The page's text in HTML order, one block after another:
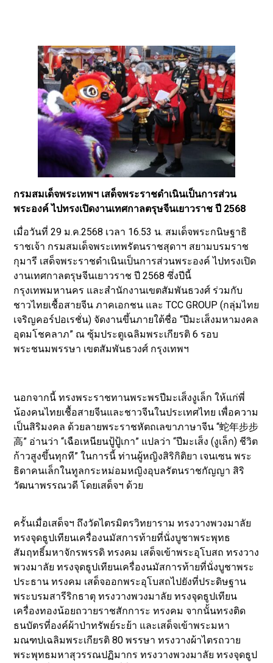
กรมสมเด็จพระเทพฯ เสด็จพระราชดำเนินเป็นการส่วน
พระองค์ ไปทรงเปิดงานเทศกาลตรุษจีนเยาวราช ปี 2568
เมื่อวันที่ 29 ม.ค.2568 เวลา 16.53 น. สมเด็จพระกนิษฐาธิ
ราชเจ้า กรมสมเด็จพระเทพรัตนราชสุดาฯ สยามบรมราช
กุมารี เสด็จพระราชดำเนินเป็นการส่วนพระองค์ ไปทรงเปิด
งานเทศกาลตรุษจีนเยาวราช ปี 2568 ซึ่งปีนี้
กรุงเทพมหานคร และสำนักงานเขตสัมพันธวงศ์ ร่วมกับ
ชาวไทยเชื้อสายจีน ภาคเอกชน และ TCC GROUP (กลุ่มไทย
เจริญคอร์ปอเรชั่น) จัดงานขึ้นภายใต้ชื่อ “ปีมะเส็งมหามงคล
อุดมโชคลาภ” ณ ซุ้มประตูเฉลิมพระเกียรติ 6 รอบ
พระชนมพรรษา เขตสัมพันธวงศ์ กรุงเทพฯ
นอกจากนี้ ทรงพระราชทานพระพรปีมะเส็งงูเล็ก ให้แก่พี่
น้องคนไทยเชื้อสายจีนและชาวจีนในประเทศไทย เพื่อความ
เป็นสิริมงคล ด้วยลายพระราชหัตถเลขาภาษาจีน “蛇年步步
高” อ่านว่า “เฉือเหนียนปู้ปู้เกา” แปลว่า “ปีมะเส็ง (งูเล็ก) ชีวิต
ก้าวสูงขึ้นทุกที” ในการนี้ ท่านผู้หญิงสิริกิติยา เจนเซน พระ
ธิดาคนเล็กในทูลกระหม่อมหญิงอุบลรัตนราชกัญญา สิริ
วัฒนาพรรณวดี โดยเสด็จฯ ด้วย
ครั้นเมื่อเสด็จฯ ถึงวัดไตรมิตรวิทยาราม ทรงวางพวงมาลัย
ทรงจุดธูปเทียนเครื่องนมัสการท้ายที่นั่งบูชาพระพุทธ
สัมฤทธิ์มหาจักรพรรดิ ทรงคม เสด็จเข้าพระอุโบสถ ทรงวาง
พวงมาลัย ทรงจุดธูปเทียนเครื่องนมัสการท้ายที่นั่งบูชาพระ
ประธาน ทรงคม เสด็จออกพระอุโบสถไปยังที่ประดิษฐาน
พระบรมสารีริกธาตุ ทรงวางพวงมาลัย ทรงจุดธูปเทียน
เครื่องทองน้อยถวายราชสักการะ ทรงคม จากนั้นทรงติด
ธนบัตรที่องค์ผ้าป่าทรัพย์ระย้า และเสด็จเข้าพระมหา
มณฑปเฉลิมพระเกียรติ 80 พรรษา ทรงวางผ้าไตรถวาย
พระพุทธมหาสุวรรณปฏิมากร ทรงวางพวงมาลัย ทรงจุดธูป